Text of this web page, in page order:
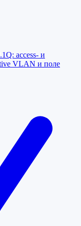
access- и
VLAN и поле